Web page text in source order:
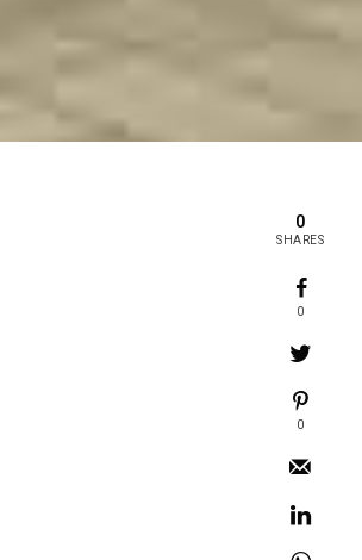
0
SHARES
0
0